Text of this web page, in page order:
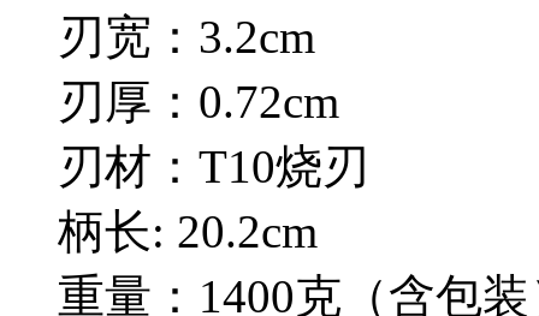
刃宽：3.2cm
刃厚：0.72cm
刃材：T10烧刃
柄长: 20.2cm
重量：1400克（含包